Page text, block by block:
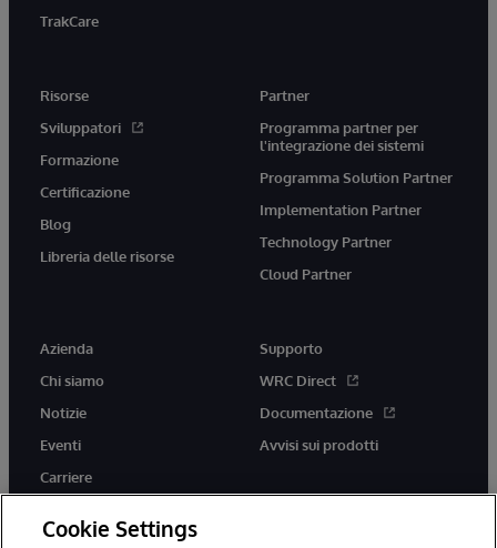
TrakCare
Risorse
Sviluppatori
Formazione
Certificazione
Blog
Libreria delle risorse
Partner
Programma partner per
l'integrazione dei sistemi
Programma Solution Partner
Implementation Partner
Technology Partner
Cloud Partner
Azienda
Chi siamo
Notizie
Eventi
Carriere
Supporto
WRC Direct
Documentazione
Avvisi sui prodotti
Cookie Settings